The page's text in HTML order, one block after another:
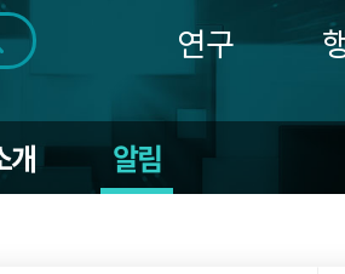
개월 1년
연구
개 알림